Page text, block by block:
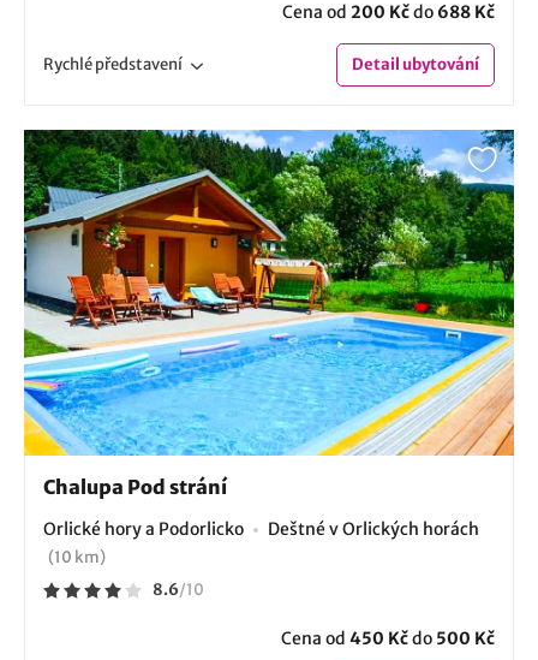
Cena od 200 Kčdo 688 Kč
Rychlépředstavení Detailubytování
Chalupa Pod strání
Orlické hory a Podorlicko Deštné v Orlických horách
(10 km)
8.6/10
Cena od 450 Kčdo 500 Kč